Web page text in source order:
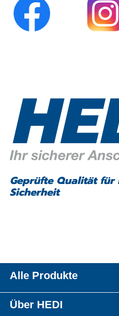
Geprüfte Qualität für
Sicherheit
Alle Produkte
Über HEDI